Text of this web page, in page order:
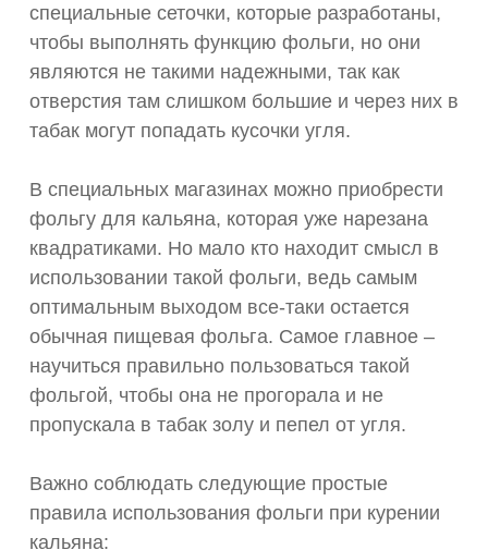
специальные сеточки, которые разработаны,
чтобы выполнять функцию фольги, но они
являются не такими надежными, так как
отверстия там слишком большие и через них в
табак могут попадать кусочки угля.
В специальных магазинах можно приобрести
фольгу для кальяна, которая уже нарезана
квадратиками. Но мало кто находит смысл в
использовании такой фольги, ведь самым
оптимальным выходом все-таки остается
обычная пищевая фольга. Самое главное –
научиться правильно пользоваться такой
фольгой, чтобы она не прогорала и не
пропускала в табак золу и пепел от угля.
Важно соблюдать следующие простые
правила использования фольги при курении
кальяна: